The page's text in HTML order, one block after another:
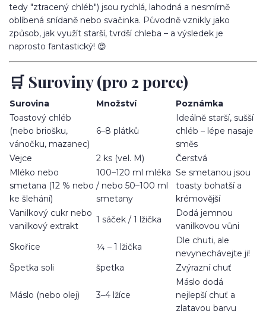
tedy "ztracený chléb") jsou rychlá, lahodná a nesmírně
oblíbená snídaně nebo svačinka. Původně vznikly jako
způsob, jak využít starší, tvrdší chleba – a výsledek je
naprosto fantastický! 😍
🛒 Suroviny (pro 2 porce)
Surovina Množství
Poznámka
Toastový chléb
(nebo briošku,
vánočku, mazanec)
6–8 plátků
Ideálně starší, sušší
chléb – lépe nasaje
směs
Vejce
2 ks (vel. M)
Čerstvá
Mléko nebo
smetana (12 % nebo
ke šlehání)
100–120 ml mléka
/ nebo 50–100 ml
smetany
Se smetanou jsou
toasty bohatší a
krémovější
Vanilkový cukr nebo
vanilkový extrakt
1 sáček / 1 lžička
Dodá jemnou
vanilkovou vůni
Skořice
¼ – 1 lžička
Dle chuti, ale
nevynechávejte ji!
Špetka soli
špetka Zvýrazní chuť
Máslo (nebo olej) 3–4 lžíce
Máslo dodá
nejlepší chuť a
zlatavou barvu